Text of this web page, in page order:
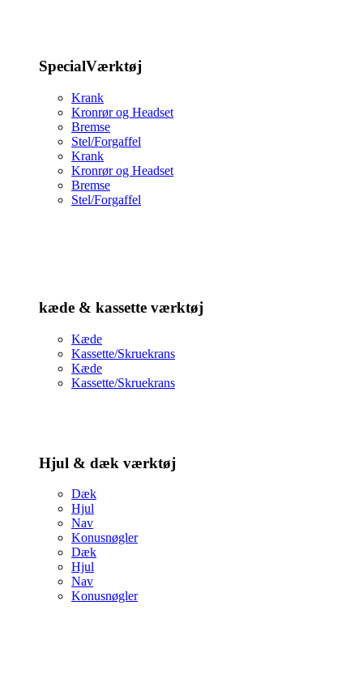
SpecialVærktøj
Krank
Kronrør og Headset
Bremse
Stel/Forgaffel
Krank
Kronrør og Headset
Bremse
Stel/Forgaffel
kæde & kassette værktøj
Kæde
Kassette/Skruekrans
Kæde
Kassette/Skruekrans
Hjul & dæk værktøj
Dæk
Hjul
Nav
Konusnøgler
Dæk
Hjul
Nav
Konusnøgler